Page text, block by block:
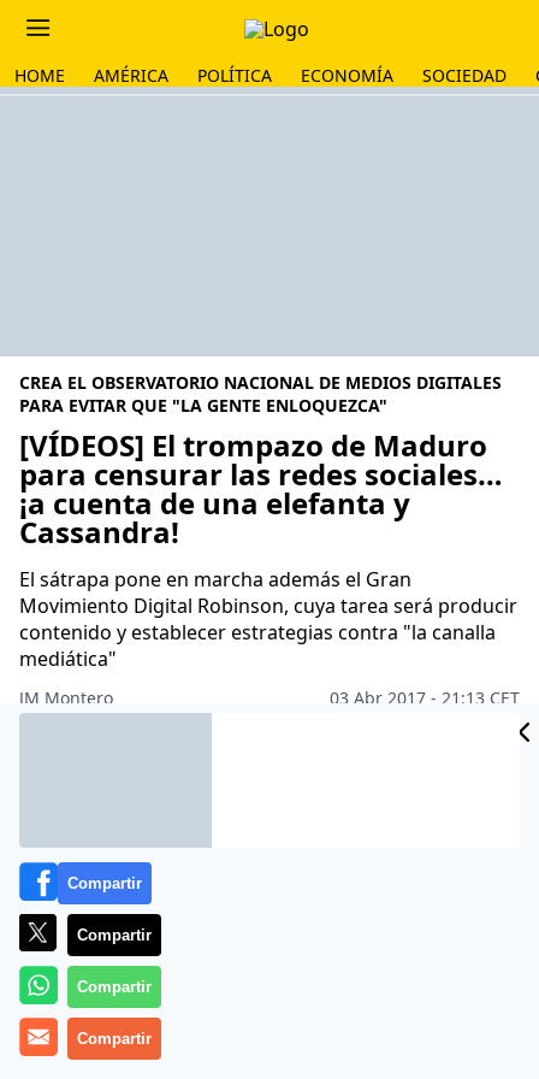
HOME AMÉRICA POLÍTICA ECONOMÍA SOCIEDAD
CREA EL OBSERVATORIO NACIONAL DE MEDIOS DIGITALES
PARA EVITAR QUE "LA GENTE ENLOQUEZCA"
[VÍDEOS] El trompazo de Maduro
para censurar las redes sociales…
¡a cuenta de una elefanta y
Cassandra!
El sátrapa pone en marcha además el Gran
Movimiento Digital Robinson, cuya tarea será producir
contenido y establecer estrategias contra "la canalla
mediática"
JM Montero
03 Abr 2017 - 21:13 CET
Compartir
Compartir
Compartir
Compartir